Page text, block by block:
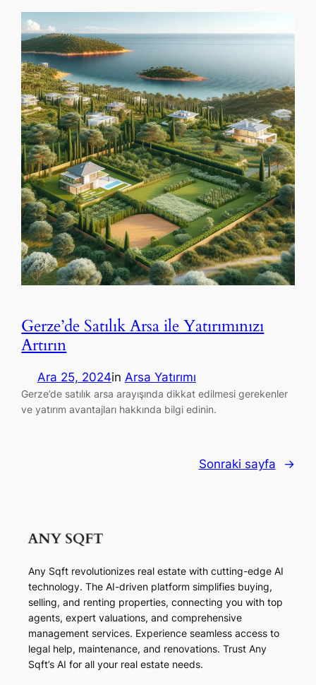
Gerze’de Satılık Arsa ile Yatırımınızı
Artırın
Ara 25, 2024in Arsa Yatırımı
Gerze’de satılık arsa arayışında dikkat edilmesi gerekenler
ve yatırım avantajları hakkında bilgi edinin.
Sonraki sayfa →
Any Sqft revolutionizes real estate with cutting-edge AI
technology. The AI-driven platform simplifies buying,
selling, and renting properties, connecting you with top
agents, expert valuations, and comprehensive
management services. Experience seamless access to
legal help, maintenance, and renovations. Trust Any
Sqft’s AI for all your real estate needs.